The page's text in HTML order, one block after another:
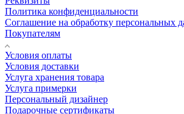
Политика конфиденциальности
Соглашение на обработку персональных
Покупателям
Условия оплаты
Условия доставки
Услуга хранения товара
Услуга примерки
Персональный дизайнер
Подарочные сертификаты